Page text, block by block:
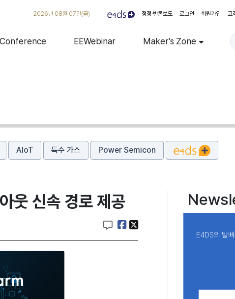
2026년 08월 07일(금) 정정·반론보도 로그인 회원가입 고
Conference EEWebinar Maker's Zone
AIoT 특수 가스 Power Semicon
웃 신속 경로 제공
E4DS의 발